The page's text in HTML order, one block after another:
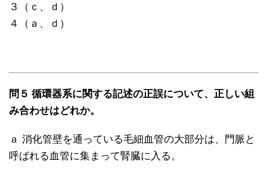
３（ｃ、ｄ）
４（ａ、ｄ）
問５ 循環器系に関する記述の正誤について、正しい組
み合わせはどれか。
ａ 消化管壁を通っている毛細血管の大部分は、門脈と
呼ばれる血管に集まって腎臓に入る。